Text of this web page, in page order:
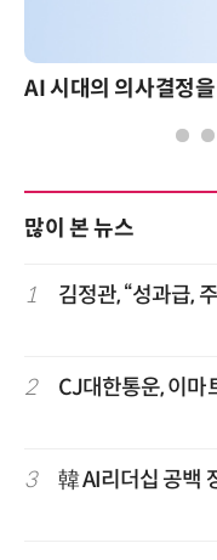
많이 본 뉴스
1 김정관, “성과급,
2 CJ대한통운, 이마
3 韓 AI리더십 공백